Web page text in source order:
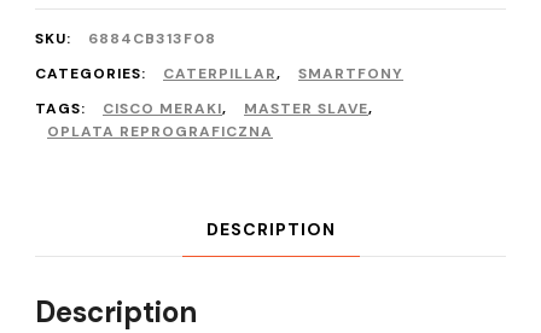
SKU:
6884CB313F08
CATEGORIES:
CATERPILLAR,
SMARTFONY
TAGS:
CISCO MERAKI, MASTER SLAVE,
OPLATA REPROGRAFICZNA
DESCRIPTION
Description